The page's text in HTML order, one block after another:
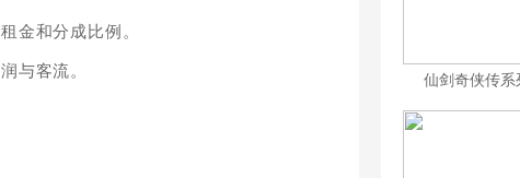
金和分成比例。
与客流。
仙剑奇侠传系